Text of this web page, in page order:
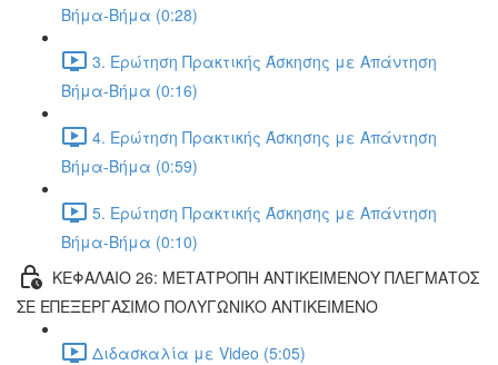
Βήμα-Βήμα (0:28)
3. Ερώτηση Πρακτικής Άσκησης με Απάντηση
Βήμα-Βήμα (0:16)
4. Ερώτηση Πρακτικής Άσκησης με Απάντηση
Βήμα-Βήμα (0:59)
5. Ερώτηση Πρακτικής Άσκησης με Απάντηση
Βήμα-Βήμα (0:10)
ΚΕΦΑΛΑΙΟ 26: ΜΕΤΑΤΡΟΠΗ ΑΝΤΙΚΕΙΜΕΝΟΥ ΠΛΕΓΜΑΤΟΣ
ΣΕ ΕΠΕΞΕΡΓΑΣΙΜΟ ΠΟΛΥΓΩΝΙΚΟ ΑΝΤΙΚΕΙΜΕΝΟ
Διδασκαλία με Video (5:05)